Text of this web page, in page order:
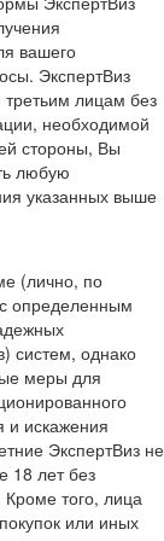
вашего
ЭкспертВиз
лицам без
необходимой
стороны, Вы
любую
указанных выше
(лично, по
определенным
систем, однако
меры для
и искажения
ЭкспертВиз не
18 лет без
Кроме того, лица
или иных